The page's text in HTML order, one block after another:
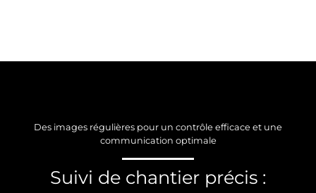
Des images régulières pour un contrôle efficace et une
communication optimale
Suivi de chantier précis :